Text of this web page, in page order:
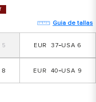
Guia de tallas
5 6
37
8 9
40